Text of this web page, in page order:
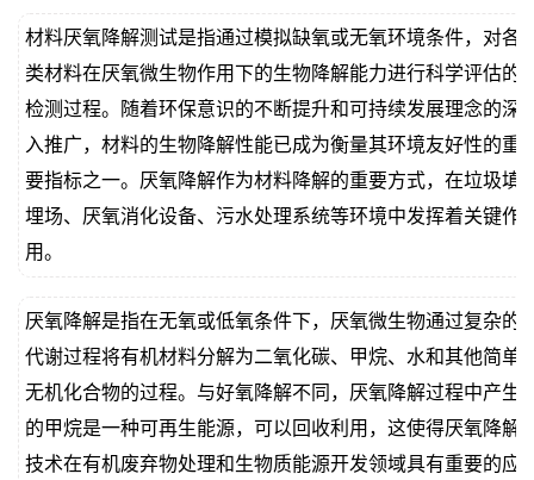
材料厌氧降解测试是指通过模拟缺氧或无氧环境条件，对各
类材料在厌氧微生物作用下的生物降解能力进行科学评估的
检测过程。随着环保意识的不断提升和可持续发展理念的深
入推广，材料的生物降解性能已成为衡量其环境友好性的重
要指标之一。厌氧降解作为材料降解的重要方式，在垃圾填
埋场、厌氧消化设备、污水处理系统等环境中发挥着关键作
用。
厌氧降解是指在无氧或低氧条件下，厌氧微生物通过复杂的
代谢过程将有机材料分解为二氧化碳、甲烷、水和其他简单
无机化合物的过程。与好氧降解不同，厌氧降解过程中产生
的甲烷是一种可再生能源，可以回收利用，这使得厌氧降解
技术在有机废弃物处理和生物质能源开发领域具有重要的应
价
真
伪
查
询